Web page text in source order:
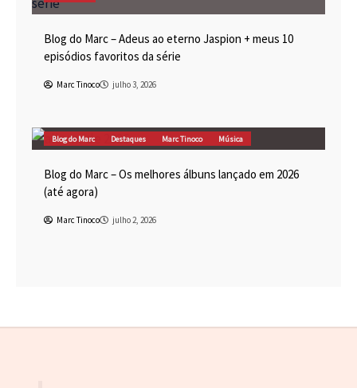
Blog do Marc – Adeus ao eterno Jaspion + meus 10
episódios favoritos da série
Marc Tinoco julho 3, 2026
Blog do Marc Destaques Marc Tinoco Música
Blog do Marc – Os melhores álbuns lançado em 2026
(até agora)
Marc Tinoco julho 2, 2026